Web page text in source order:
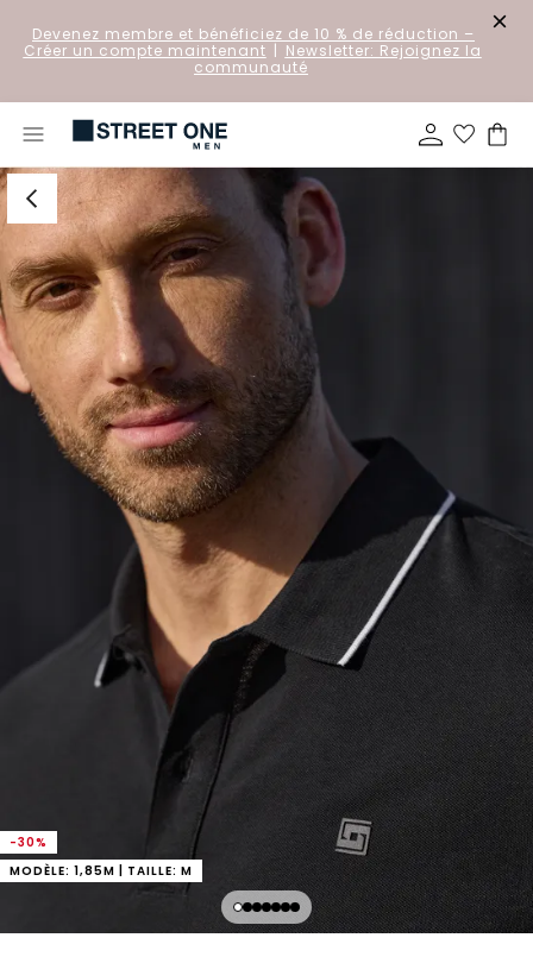
Devenez membre et bénéficiez de 10 % de réduction –
Créer un compte maintenant | Newsletter: Rejoignez la
communauté
-30%
MODÈLE: 1,85M | TAILLE: M